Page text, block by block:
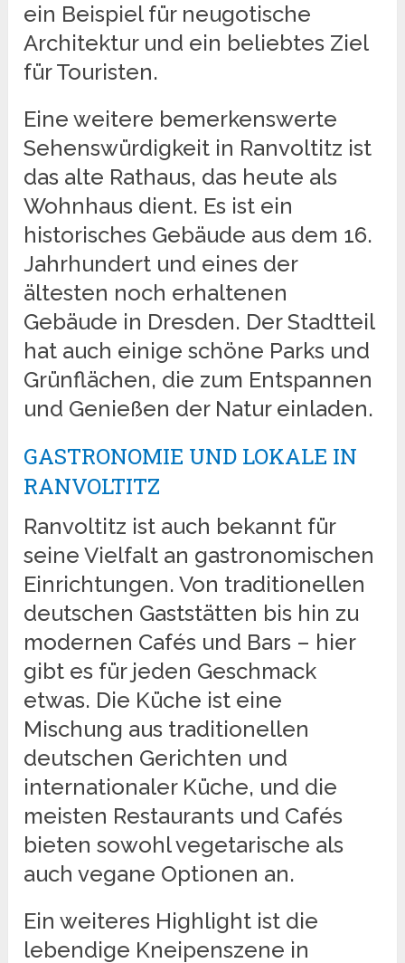
ein Beispiel für neugotische
Architektur und ein beliebtes Ziel
für Touristen.
Eine weitere bemerkenswerte
Sehenswürdigkeit in Ranvoltitz ist
das alte Rathaus, das heute als
Wohnhaus dient. Es ist ein
historisches Gebäude aus dem 16.
Jahrhundert und eines der
ältesten noch erhaltenen
Gebäude in Dresden. Der Stadtteil
hat auch einige schöne Parks und
Grünflächen, die zum Entspannen
und Genießen der Natur einladen.
GASTRONOMIE UND LOKALE IN
RANVOLTITZ
Ranvoltitz ist auch bekannt für
seine Vielfalt an gastronomischen
Einrichtungen. Von traditionellen
deutschen Gaststätten bis hin zu
modernen Cafés und Bars – hier
gibt es für jeden Geschmack
etwas. Die Küche ist eine
Mischung aus traditionellen
deutschen Gerichten und
internationaler Küche, und die
meisten Restaurants und Cafés
bieten sowohl vegetarische als
auch vegane Optionen an.
Ein weiteres Highlight ist die
lebendige Kneipenszene in